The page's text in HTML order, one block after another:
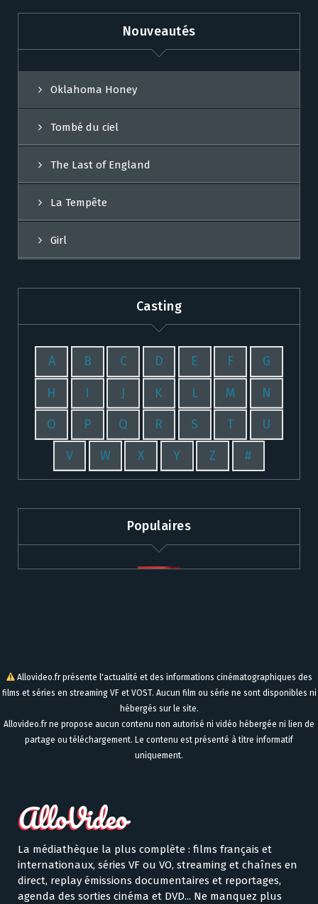
Nouveautés
Oklahoma Honey
Tombé du ciel
The Last of England
La Tempête
Girl
Casting
A B C D E F G
H I J K L M N
O P Q R S T U
V W X Y Z #
Populaires
Allovideo.fr présente l'actualité et des informations cinématographiques des
films et séries en streaming VF et VOST. Aucun film ou série ne sont disponibles ni
hébergés sur le site.
Allovideo.fr ne propose aucun contenu non autorisé ni vidéo hébergée ni lien de
partage ou téléchargement. Le contenu est présenté à titre informatif
uniquement.
La médiathèque la plus complète : films français et
internationaux, séries VF ou VO, streaming et chaînes en
direct, replay émissions documentaires et reportages,
agenda des sorties cinéma et DVD... Ne manquez plus